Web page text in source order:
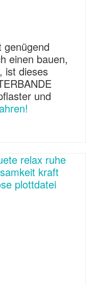
genügend
einen bauen,
ist dieses
und